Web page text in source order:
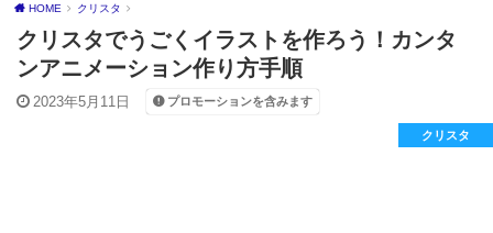
HOME クリスタ
クリスタでうごくイラストを作ろう！カンタ
ンアニメーション作り方手順
2023年5月11日 プロモーションを含みます
クリスタ